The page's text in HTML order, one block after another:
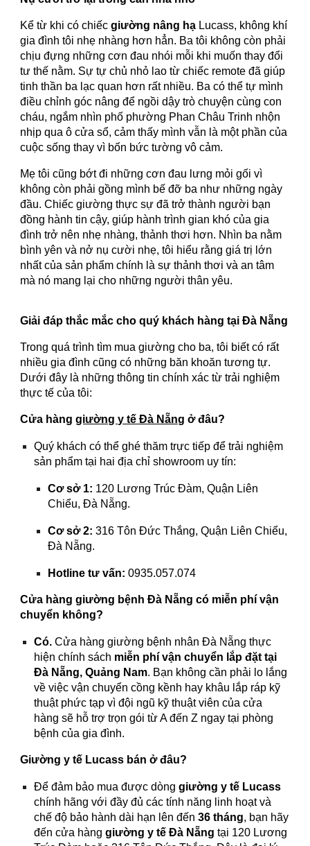
Kể từ khi có chiếcgiường nâng hạ Lucass, không khí
gia đình tôi nhẹ nhàng hơn hẳn. Ba tôi không còn phải
chịu đựng những cơn đau nhói mỗi khi muốn thay đổi
tư thế nằm. Sự tự chủ nhỏ lao từ chiếc remote đã giúp
tinh thần ba lạc quan hơn rất nhiều. Ba có thể tự mình
điều chỉnh góc nâng để ngồi dậy trò chuyện cùng con
cháu, ngắm nhìn phố phường Phan Châu Trinh nhộn
nhịp qua ô cửa sổ, cảm thấy mình vẫn là một phần của
cuộc sống thay vì bốn bức tường vô cảm.
Mẹ tôi cũng bớt đi những cơn đau lưng mỏi gối vì
không còn phải gồng mình bế đỡ ba như những ngày
đầu. Chiếc giường thực sự đã trở thành người bạn
đồng hành tin cậy, giúp hành trình gian khó của gia
đình trở nên nhẹ nhàng, thảnh thơi hơn. Nhìn ba nằm
bình yên và nở nụ cười nhẹ, tôi hiểu rằng giá trị lớn
nhất của sản phẩm chính là sự thảnh thơi và an tâm
mà nó mang lại cho những người thân yêu.
Giải đáp thắc mắc cho quý khách hàng tại Đà Nẵng
Trong quá trình tìm mua giường cho ba, tôi biết có rất
nhiều gia đình cũng có những băn khoăn tương tự.
Dưới đây là những thông tin chính xác từ trải nghiệm
thực tế của tôi:
Cửa hànggiường y tế Đà Nẵng ở đâu?
Quý khách có thể ghé thăm trực tiếp để trải nghiệm
sản phẩm tại hai địa chỉ showroom uy tín:
Cơ sở 1: 120 Lương Trúc Đàm, Quận Liên
Chiểu, Đà Nẵng.
Cơ sở 2: 316 Tôn Đức Thắng, Quận Liên Chiểu,
Đà Nẵng.
Hotline tư vấn: 0935.057.074
Cửa hàng giường bệnh Đà Nẵng có miễn phí vận
chuyển không?
Có. Cửa hàng giường bệnh nhân Đà Nẵng thực
hiện chính sách miễn phí vận chuyển lắp đặt tại
Đà Nẵng, Quảng Nam. Bạn không cần phải lo lắng
về việc vận chuyển cồng kềnh hay khâu lắp ráp kỹ
thuật phức tạp vì đội ngũ kỹ thuật viên của cửa
hàng sẽ hỗ trợ trọn gói từ A đến Z ngay tại phòng
bệnh của gia đình.
Giường y tế Lucass bán ở đâu?
Để đảm bảo mua được dònggiường y tế Lucass
chính hãng với đầy đủ các tính năng linh hoạt và
chế độ bảo hành dài hạn lên đến36 tháng, bạn hãy
đến cửa hànggiường y tế Đà Nẵng tại 120 Lương